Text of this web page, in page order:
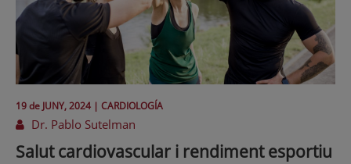
19 de JUNY, 2024 | CARDIOLOGÍA
Dr. Pablo Sutelman
Salut cardiovascular i rendiment esportiu